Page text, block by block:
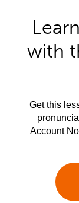
with
Get this
Account